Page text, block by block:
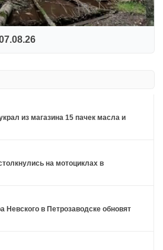
из магазина 15 пачек масла и
на мотоциклах в
Невского в Петрозаводске обновят